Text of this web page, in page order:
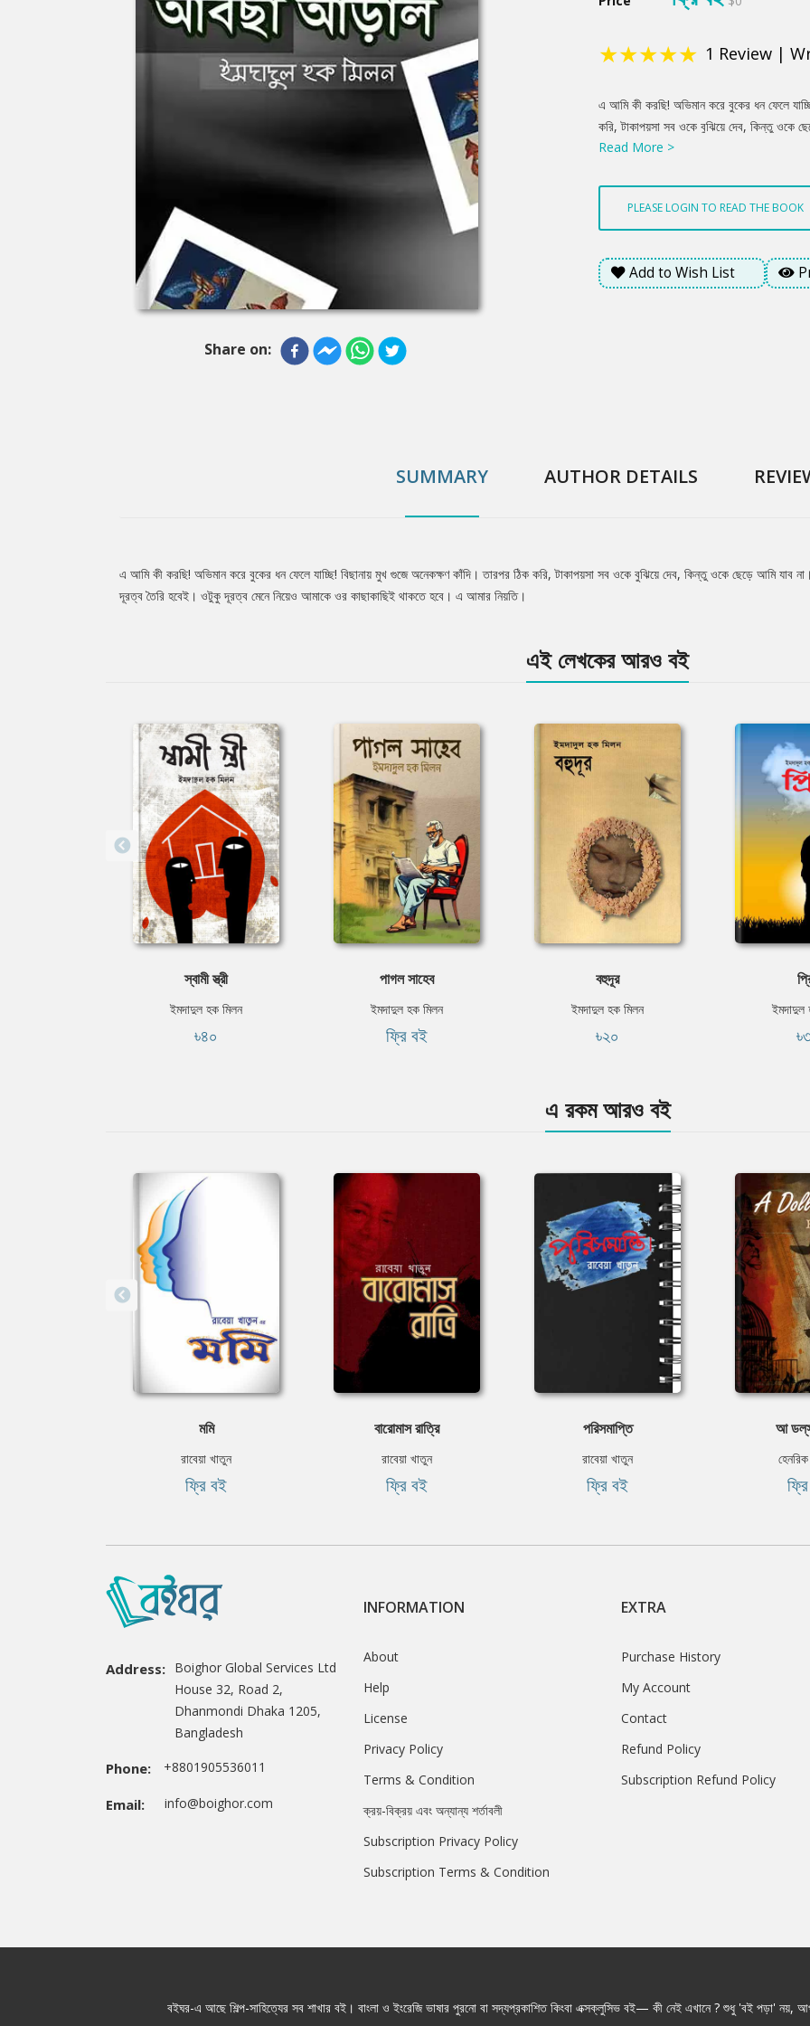
Share on:
★★★★★ 1 Review |
Product
Summery
এ আমি কী করছি! অভিমান করে বুকের ধন ফেলে
করি, টাকাপয়সা সব ওকে বুঝিয়ে দেব, কিন্তু ওকে
সঙ্গে মার আর ছেলের মধ্যে একটা দূরত্ব তৈরি
Read More >
PLEASE LOGIN TO READ THE BOOK
Add to Wish List
SUMMARY AUTHOR DETAILS
Tab
এ আমি কী করছি! অভিমান করে বুকের ধন ফেলে যাচ্ছি! বিছানায় মুখ গুজে অনেকক্ষণ কাঁদি। তারপর ঠিক করি, টাকাপয়সা সব ওকে বুঝিয়ে দেব, কিন্তু ওকে ছেড়ে আমি যাব
দূরত্ব তৈরি হবেই। ওটুকু দূরত্ব মেনে নিয়েও আমাকে ওর কাছাকাছিই থাকতে হবে। এ আমার নিয়তি।
এই লেখকের আরও বই
স্বামী স্ত্রী
ইমদাদুল হক মিলন
৳৪০
পাগল সাহেব
ইমদাদুল হক মিলন
ফ্রি বই
বহুদূর
ইমদাদুল হক মিলন
৳২০
ইমদাদুল
এ রকম আরও বই
মমি
রাবেয়া খাতুন
ফ্রি বই
বারোমাস রাত্রি
রাবেয়া খাতুন
ফ্রি বই
পরিসমাপ্তি
রাবেয়া খাতুন
ফ্রি বই
আ
Address: Boighor Global Services Ltd
House 32, Road 2,
Dhanmondi Dhaka 1205,
Bangladesh
Phone: +8801905536011
Email: info@boighor.com
INFORMATION
About
Help
License
Privacy Policy
Terms & Condition
ক্রয়-বিক্রয় এবং অন্যান্য শর্তাবলী
Subscription Privacy Policy
Subscription Terms & Condition
EXTRA
Purchase History
My Account
Contact
Refund Policy
Subscription Refund Policy
বইঘর-এ আছে শিল্প-সাহিত্যের সব শাখার বই। বাংলা ও ইংরেজি ভাষার পুরনো বা সদ্যপ্রকাশিত কিংবা এক্সক্লুসিভ বই— কী নেই এখানে ? শুধু 'বই পড়া' নয়,